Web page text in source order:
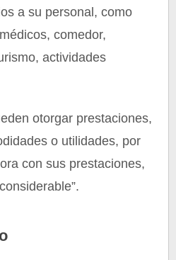
a su personal, como
comedor,
actividades
otorgar prestaciones,
o utilidades, por
con sus prestaciones,